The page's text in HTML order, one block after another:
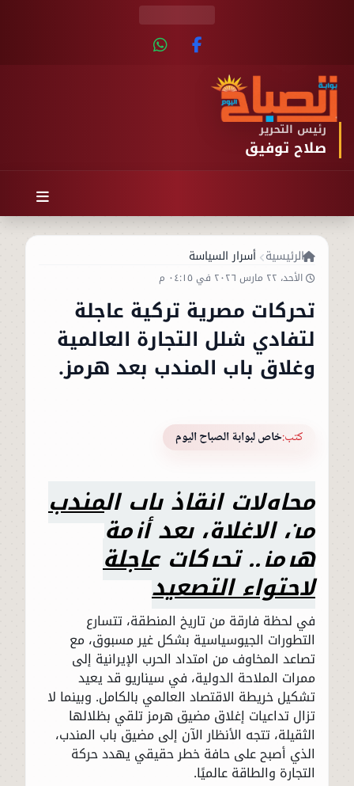
رئيس التحرير
صلاح توفيق
الرئيسية أسرار السياسة
الأحد، ٢٢ مارس ٢٠٢٦ في ٠٤:١٥ م
تحركات مصرية تركية عاجلة
لتفادي شلل التجارة العالمية
وغلاق باب المندب بعد هرمز.
كتب:خاص لبوابة الصباح اليوم
محاولات إنقاذ باب المندب
من الإغلاق بعد أزمة
هرمز.. تحركات عاجلة
لاحتواء التصعيد
في لحظة فارقة من تاريخ المنطقة، تتسارع
التطورات الجيوسياسية بشكل غير مسبوق، مع
تصاعد المخاوف من امتداد الحرب الإيرانية إلى
ممرات الملاحة الدولية، في سيناريو قد يعيد
تشكيل خريطة الاقتصاد العالمي بالكامل. وبينما لا
تزال تداعيات إغلاق مضيق هرمز تلقي بظلالها
الثقيلة، تتجه الأنظار الآن إلى مضيق باب المندب،
الذي أصبح على حافة خطر حقيقي يهدد حركة
التجارة والطاقة عالميًا.